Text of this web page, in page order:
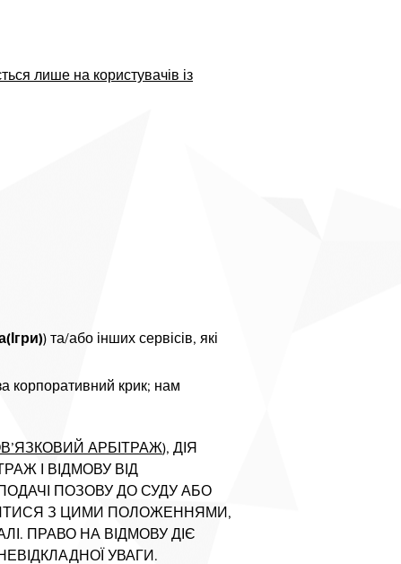
лише на користувачів із
) та/або інших сервісів, які
корпоративний крик; нам
АРБІТРАЖ), ДІЯ
І ВІДМОВУ ВІД
ПОЗОВУ ДО СУДУ АБО
З ЦИМИ ПОЛОЖЕННЯМИ,
ПРАВО НА ВІДМОВУ ДІЄ
УВАГИ.